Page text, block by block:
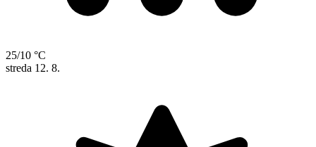
25/10 °C
streda 12. 8.